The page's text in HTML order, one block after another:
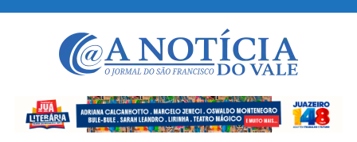
A Noticia Do Vale